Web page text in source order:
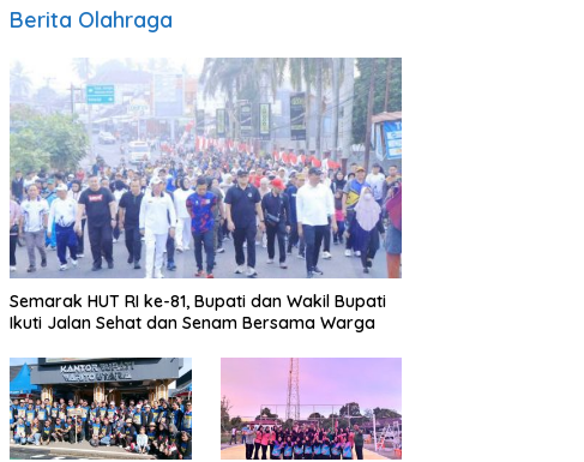
Berita Olahraga
Semarak HUT RI ke-81, Bupati dan Wakil Bupati
Ikuti Jalan Sehat dan Senam Bersama Warga